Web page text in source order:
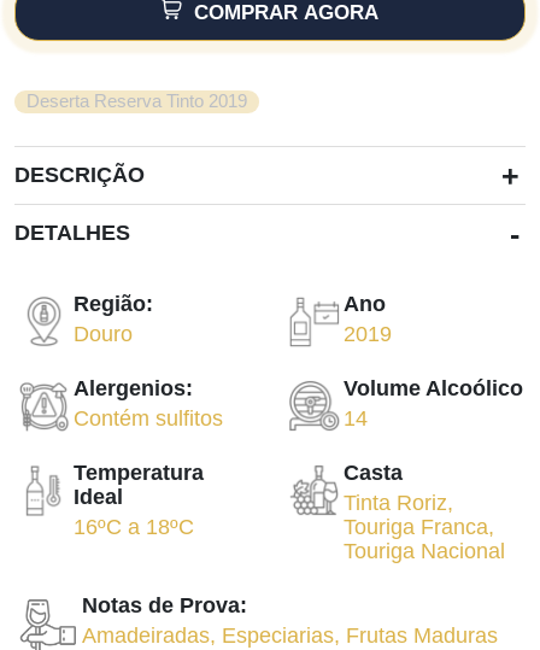
COMPRAR AGORA
Deserta Reserva Tinto 2019
DESCRIÇÃO +
DETALHES -
Região:
Douro
Ano
2019
Alergenios:
Contém sulfitos
Volume Alcoólico
14
Temperatura
Ideal
16ºC a 18ºC
Casta
Tinta Roriz,
Touriga Franca,
Touriga Nacional
Notas de Prova:
Amadeiradas, Especiarias, Frutas Maduras